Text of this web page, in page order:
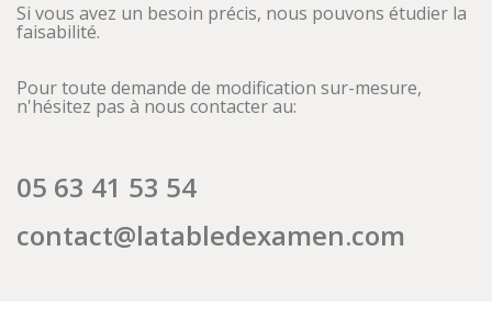
Si vous avez un besoin précis, nous pouvons étudier la
faisabilité.
Pour toute demande de modification sur-mesure,
n'hésitez pas à nous contacter au:
05 63 41 53 54
contact@latabledexamen.com